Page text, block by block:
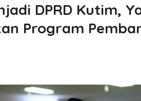
DPRD Kutim,
Program